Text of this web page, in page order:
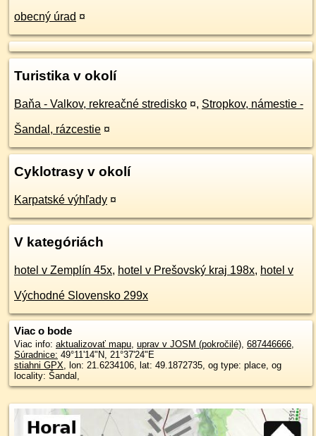
obecný úrad ¤
Turistika v okolí
Baňa - Valkov, rekreačné stredisko ¤, Stropkov, námestie -
Šandal, rázcestie ¤
Cyklotrasy v okolí
Karpatské výhľady ¤
V kategóriách
hotel v Zemplín 45x, hotel v Prešovský kraj 198x, hotel v
Východné Slovensko 299x
Viac o bode
Viac info: aktualizovať mapu, uprav v JOSM (pokročilé), 687446666,
Súradnice: 49°11'14"N, 21°37'24"E
stiahni GPX, lon: 21.6234106, lat: 49.1872735, og type: place, og
locality: Šandal,